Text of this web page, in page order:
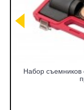
Набор съемников